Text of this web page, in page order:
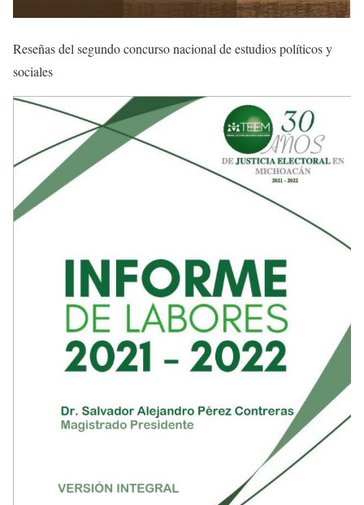
Reseñas del segundo concurso nacional de estudios políticos y
sociales